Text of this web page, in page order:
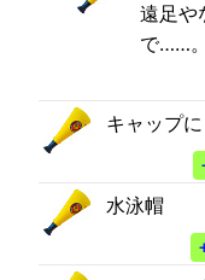
遠足や
で……。
キャップ
水泳帽